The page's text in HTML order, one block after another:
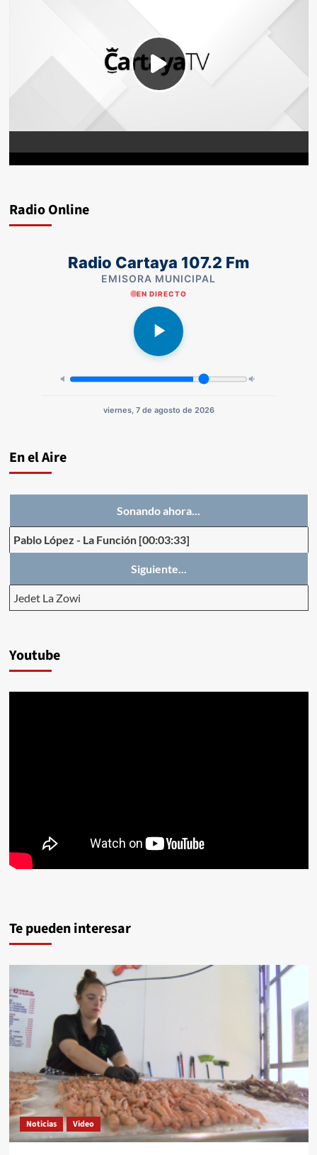
Radio Online
Radio Cartaya 107.2 Fm
EMISORA MUNICIPAL
EN DIRECTO
viernes, 7 de agosto de 2026
En el Aire
Sonando ahora...
Pablo López - La Función [00:03:33]
Siguiente...
Jedet La Zowi
Youtube
Te pueden interesar
Noticias Video